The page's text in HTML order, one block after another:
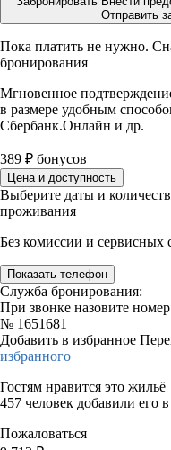
Отправить
Пока платить не нужно.
бронирования
Мгновенное
в размере удобным
Сбербанк.Онлайн и др.
389 ₽ бонусов
Цена и доступность
Выберите даты и
проживания
Без комиссии и сервисных
Показать телефон
Служба бронирования:
При звонке назовите
№ 1651681
Добавить в избранное
избранного
Гостям нравится это жильё
457 человек добавили его
Пожаловаться